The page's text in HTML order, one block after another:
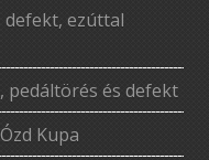
defekt, ezúttal
pedáltörés és defekt
Kupa